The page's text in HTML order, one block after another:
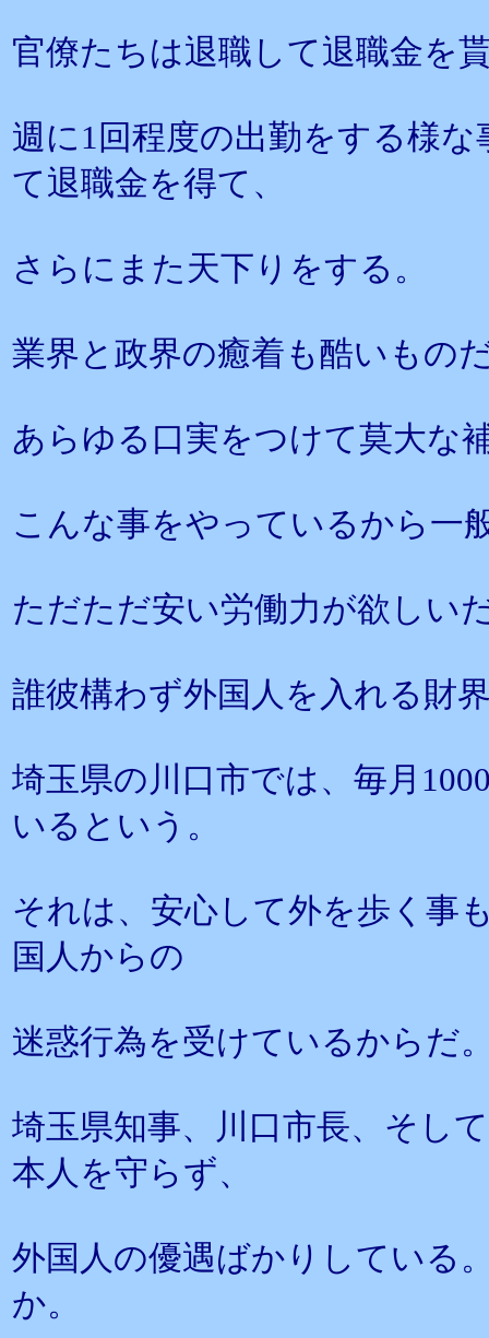
官僚たちは退職して退職金を
週に1回程度の出勤をする様
て退職金を得て、
さらにまた天下りをする。
業界と政界の癒着も酷いもの
あらゆる口実をつけて莫大な
こんな事をやっているから一
ただただ安い労働力が欲しい
誰彼構わず外国人を入れる財
埼玉県の川口市では、毎月
いるという。
それは、安心して外を歩く事
国人からの
迷惑行為を受けているからだ
埼玉県知事、川口市長、そし
本人を守らず、
外国人の優遇ばかりしている
か。